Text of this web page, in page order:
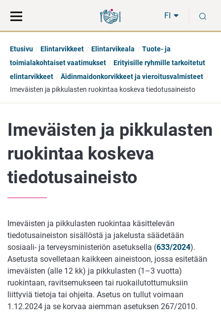
suoraan
sisältöön
koko
sivuston
FI
Etusivu Elintarvikkeet Elintarvikeala
Tuote- ja
toimialakohtaiset vaatimukset
Erityisille ryhmille tarkoitetut
elintarvikkeet
Äidinmaidonkorvikkeet ja vieroitusvalmisteet
Imeväisten ja pikkulasten ruokintaa koskeva tiedotusaineisto
Imeväisten ja pikkulasten
ruokintaa koskeva
tiedotusaineisto
Imeväisten ja pikkulasten ruokintaa käsittelevän
tiedotusaineiston sisällöstä ja jakelusta säädetään
sosiaali- ja terveysministeriön asetuksella (633/2024).
Asetusta sovelletaan kaikkeen aineistoon, jossa esitetään
imeväisten (alle 12 kk) ja pikkulasten (1–3 vuotta)
ruokintaan, ravitsemukseen tai ruokailutottumuksiin
liittyviä tietoja tai ohjeita. Asetus on tullut voimaan
1.12.2024 ja se korvaa aiemman asetuksen 267/2010.